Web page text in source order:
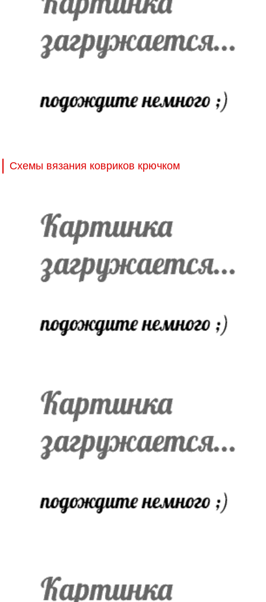
Схемы вязания ковриков крючком